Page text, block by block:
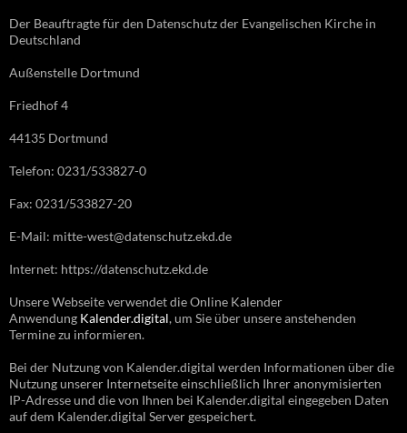
Der Beauftragte für den Datenschutz der Evangelischen Kirche in
Deutschland
Außenstelle Dortmund
Friedhof 4
44135 Dortmund
Telefon: 0231/533827-0
Fax: 0231/533827-20
E-Mail: mitte-west@datenschutz.ekd.de
Internet: https://datenschutz.ekd.de
Unsere Webseite verwendet die Online Kalender
Anwendung Kalender.digital, um Sie über unsere anstehenden
Termine zu informieren.
Bei der Nutzung von Kalender.digital werden Informationen über die
Nutzung unserer Internetseite einschließlich Ihrer anonymisierten
IP-Adresse und die von Ihnen bei Kalender.digital eingegeben Daten
auf dem Kalender.digital Server gespeichert.